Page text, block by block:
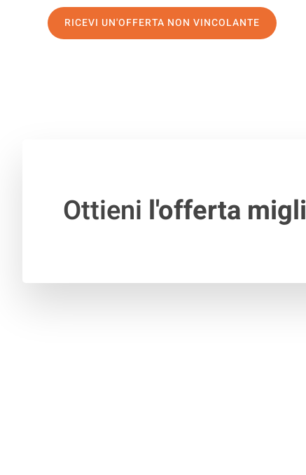
RICEVI UN'OFFERTA NON VINCOLANTE
Ottieni l'offerta